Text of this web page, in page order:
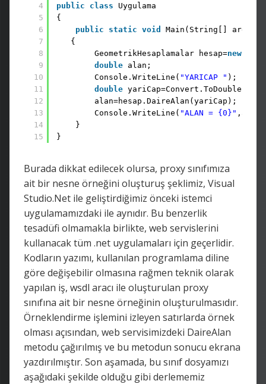
4
5
6
7
8
9
10
11
12
13
14
15
public
class
Uygulama
{
public
static void
Main(String[] args)
{
GeometrikHesaplamalar hesap=new
double alan;
Console.WriteLine( "YARICAP " );
double
alan=hesap.DaireAlan(yariCap);
Console.WriteLine( "ALAN = {0}"
}
}
Burada dikkat edilecek olursa, proxy sınıfımıza
ait bir nesne örneğini oluşturuş şeklimiz, Visual
Studio.Net ile geliştirdiğimiz önceki istemci
uygulamamızdaki ile aynıdır. Bu benzerlik
tesadüfi olmamakla birlikte, web servislerini
kullanacak tüm .net uygulamaları için geçerlidir.
Kodların yazımı, kullanılan programlama diline
göre değişebilir olmasına rağmen teknik olarak
yapılan iş, wsdl aracı ile oluşturulan proxy
sınıfına ait bir nesne örneğinin oluşturulmasıdır.
Örneklendirme işlemini izleyen satırlarda örnek
olması açısından, web servisimizdeki DaireAlan
metodu çağırılmış ve bu metodun sonucu ekrana
yazdırılmıştır. Son aşamada, bu sınıf dosyamızı
aşağıdaki şekilde olduğu gibi derlememiz